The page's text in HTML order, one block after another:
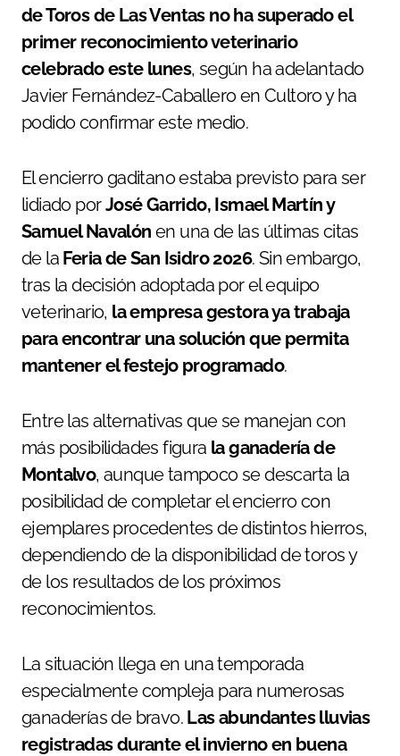
de Toros de Las Ventas no ha superado el
primer reconocimiento veterinario
celebrado este lunes, según ha adelantado
Javier Fernández-Caballero en Cultoro y ha
podido confirmar este medio.
El encierro gaditano estaba previsto para ser
lidiado porJosé Garrido, Ismael Martín y
Samuel Navalón en una de las últimas citas
de la Feria de San Isidro 2026. Sin embargo,
tras la decisión adoptada por el equipo
veterinario, la empresa gestora ya trabaja
para encontrar una solución que permita
mantener el festejo programado.
Entre las alternativas que se manejan con
más posibilidades figura la ganadería de
Montalvo, aunque tampoco se descarta la
posibilidad de completar el encierro con
ejemplares procedentes de distintos hierros,
dependiendo de la disponibilidad de toros y
de los resultados de los próximos
reconocimientos.
La situación llega en una temporada
especialmente compleja para numerosas
ganaderías de bravo. Las abundantes lluvias
registradas durante el invierno en buena